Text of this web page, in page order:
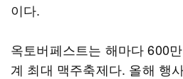
이다.
옥토버페스트는 해마다 600
계 최대 맥주축제다. 올해 행